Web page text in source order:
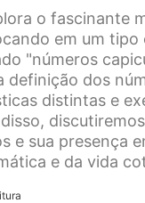
o fascinante
em um tipo
"números
definição dos
distintas e
e sua presença
e da vida